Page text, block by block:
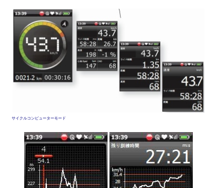
サイクルコンピューターモード